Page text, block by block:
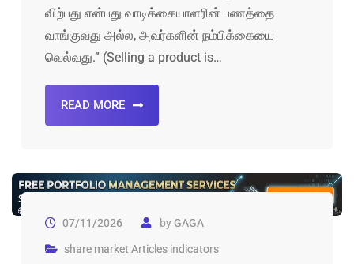
விற்பது என்பது வாடிக்கையாளரின் பணத்தை
வாங்குவது அல்ல, அவர்களின் நம்பிக்கையை
வெல்வது.” (Selling a product is…
READ MORE
07/11/2026 byGAGA
share market Articles indicators